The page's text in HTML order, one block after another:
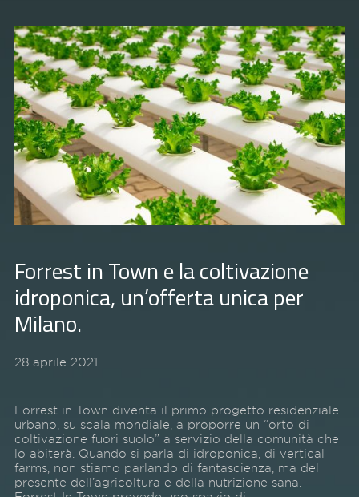
Forrest in Town e la coltivazione
idroponica, un’offerta unica per
Milano.
28 aprile 2021
Forrest in Town diventa il primo progetto residenziale
urbano, su scala mondiale, a proporre un “orto di
coltivazione fuori suolo” a servizio della comunità che
lo abiterà. Quando si parla di idroponica, di vertical
farms, non stiamo parlando di fantascienza, ma del
presente dell’agricoltura e della nutrizione sana.